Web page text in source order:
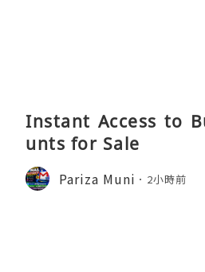
Instant Access to
unts for Sale
Pariza Muni 2小時前